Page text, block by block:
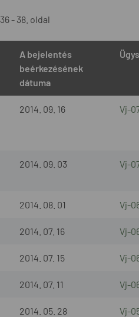
36 - 38. oldal
A bejelentés
beérkezésének
dátuma
2014. 09. 16 Vj-
2014. 09. 03 Vj-
2014. 08. 01 Vj-
2014. 07. 16 Vj-
2014. 07. 15 Vj-
2014. 07. 11 Vj-
2014. 05. 28 Vj-